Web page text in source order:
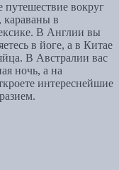
путешествие вокруг
караваны в
В Англии вы
в йоге, а в Китае
В Австралии вас
ночь, а на
интереснейшие